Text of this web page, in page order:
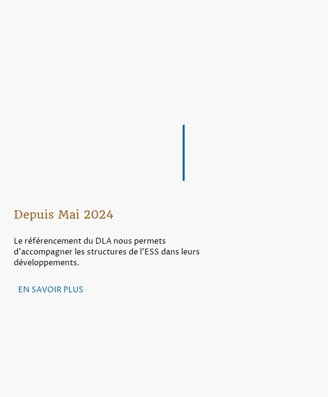
Depuis Mai 2024
Le référencement du DLA nous permets
d'accompagner les structures de l'ESS dans leurs
développements.
EN SAVOIR PLUS